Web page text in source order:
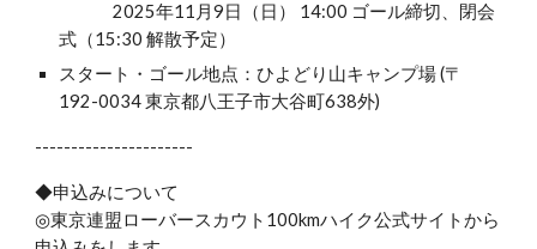
2025年11月9日（日） 14:00 ゴール締切、閉会
式（15:30 解散予定）
スタート・ゴール地点：ひよどり山キャンプ場 (〒
192-0034 東京都八王子市大谷町638外)
----------------------
◆申込みについて
◎東京連盟ローバースカウト100kmハイク公式サイトから